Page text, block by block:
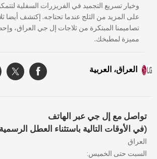
وخيار تسريع التجميد في الفريزرات السفلية
على المزيد من الثلج عندما تحتاجه. إكتشف أيضا
تصاميمنا المبتكرة من ثلاجات إل جي العراق،
مميزة لمطبخك.
العراق، العربية
تواصل مع إل جي عبر الهاتف
(في الأوقات التالية باستثناء العطل
العراق
السبت حتى الخميس: